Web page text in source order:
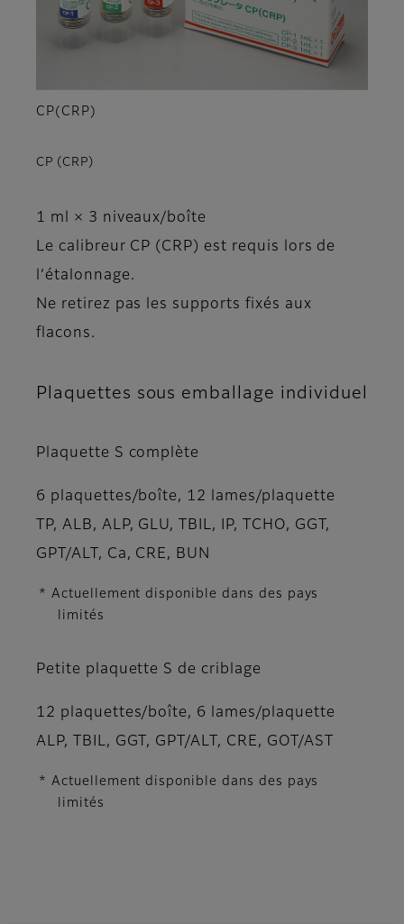
CP(CRP)
CP (CRP)
1 ml × 3 niveaux/boîte
Le calibreur CP (CRP) est requis lors de
l’étalonnage.
Ne retirez pas les supports fixés aux
flacons.
Plaquettes sous emballage individuel
Plaquette S complète
6 plaquettes/boîte, 12 lames/plaquette
TP, ALB, ALP, GLU, TBIL, IP, TCHO, GGT,
GPT/ALT, Ca, CRE, BUN
* Actuellement disponible dans des pays
limités
Petite plaquette S de criblage
12 plaquettes/boîte, 6 lames/plaquette
ALP, TBIL, GGT, GPT/ALT, CRE, GOT/AST
* Actuellement disponible dans des pays
limités